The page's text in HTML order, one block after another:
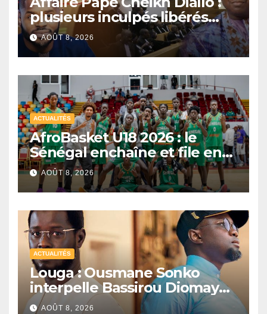
plusieurs inculpés libérés
après un non-lieu partiel
AOÛT 8, 2026
ACTUALITÉS
AfroBasket U18 2026 : le
Sénégal enchaîne et file en
quarts de finale
AOÛT 8, 2026
ACTUALITÉS
Louga : Ousmane Sonko
interpelle Bassirou Diomaye
Faye sur la date des élections
AOÛT 8, 2026